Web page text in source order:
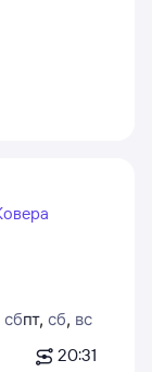
сбпт, сб, вс
20:31